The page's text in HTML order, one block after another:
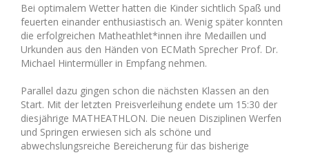
Bei optimalem Wetter hatten die Kinder sichtlich Spaß und
feuerten einander enthusiastisch an. Wenig später konnten
die erfolgreichen Matheathlet*innen ihre Medaillen und
Urkunden aus den Händen von ECMath Sprecher Prof. Dr.
Michael Hintermüller in Empfang nehmen.
Parallel dazu gingen schon die nächsten Klassen an den
Start. Mit der letzten Preisverleihung endete um 15:30 der
diesjährige MATHEATHLON. Die neuen Disziplinen Werfen
und Springen erwiesen sich als schöne und
abwechslungsreiche Bereicherung für das bisherige